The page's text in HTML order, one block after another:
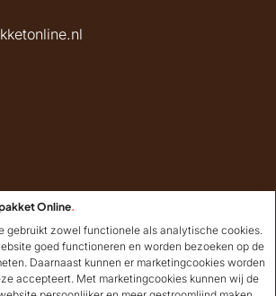
Online.
gebruikt zowel functionele als analytische cookies.
goed functioneren en worden bezoeken op de
Daarnaast kunnen er marketingcookies worden
accepteert. Met marketingcookies kunnen wij de